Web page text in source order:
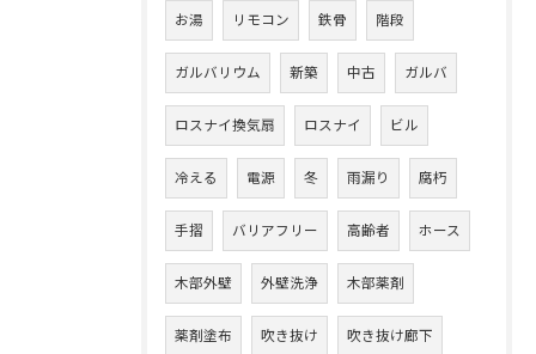
お湯 リモコン 鉄骨 階段
ガルバリウム 新築 中古 ガルバ
ロスナイ換気扇 ロスナイ ビル
冷える 電源 冬 雨漏り 腐朽
手摺 バリアフリー 高齢者 ホース
木部外壁 外壁洗浄 木部薬剤
薬剤塗布 吹き抜け 吹き抜け廊下